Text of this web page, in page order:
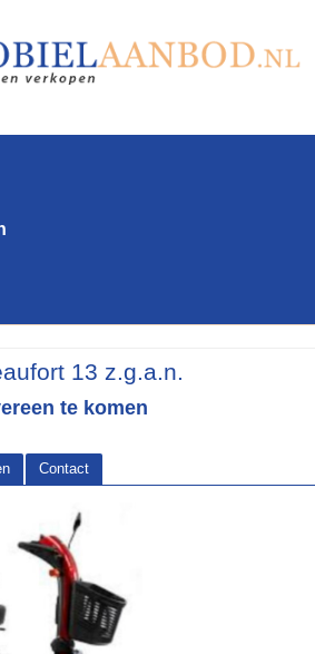
13 z.g.a.n.
te komen
Contact